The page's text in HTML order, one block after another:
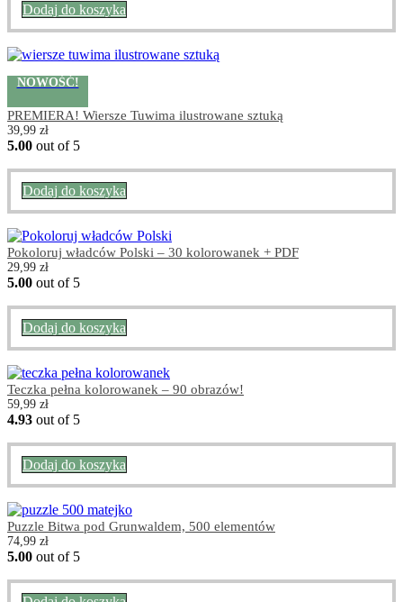
Dodaj do koszyka
NOWOŚĆ!
PREMIERA! Wiersze Tuwima ilustrowane sztuką
39,99 zł
5.00 out of 5
Dodaj do koszyka
Pokoloruj władców Polski – 30 kolorowanek + PDF
29,99 zł
5.00 out of 5
Dodaj do koszyka
Teczka pełna kolorowanek – 90 obrazów!
59,99 zł
4.93 out of 5
Dodaj do koszyka
Puzzle Bitwa pod Grunwaldem, 500 elementów
74,99 zł
5.00 out of 5